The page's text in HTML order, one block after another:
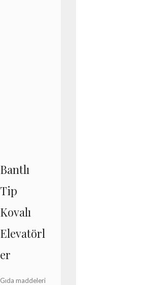
Bantlı
Tip
Kovalı
Elevatörl
er
Gıda maddeleri